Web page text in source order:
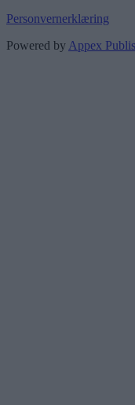
Personvernerklæring
Powered byAppex